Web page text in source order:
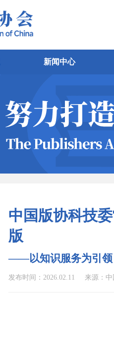
新闻中心
中国版协科技
版
——以知识服务为引领
发布时间：2026.02.11 来源：